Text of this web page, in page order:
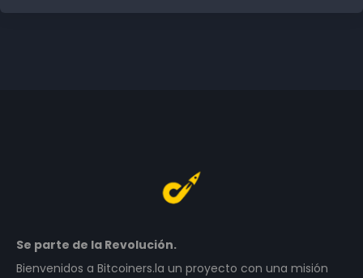
Se parte de la Revolución.
Bienvenidos a Bitcoiners.la un proyecto con una misión